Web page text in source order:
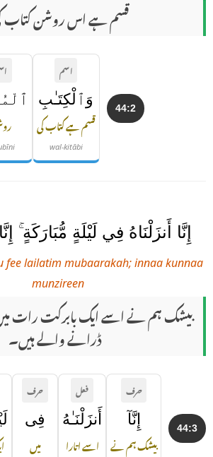
قسم ہے اس روشن کتاب
44:2
اسم
وَٱلْكِتَـٰبِ
قسم ہے کتاب کی
wal-kitābi
إِنَّا أَنزَلْنَاهُ فِي لَيْلَةٍ مُّبَارَكَةٍ
fee lailatim mubaarakah; innaa kunnaa
munzireen
بیشک ہم نے اسے ایک بابرکت رات
ڈرانے والے ہیں۔
44:3
حرف
إِنَّآ
بیشک ہم نے
فعل
أَنزَلْنَـٰهُ
اسے اتارا
حرف
فِى
میں